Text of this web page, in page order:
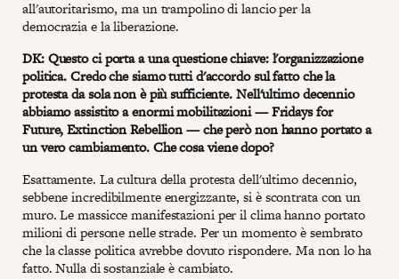
all'autoritarismo, ma un trampolino di lancio per la
democrazia e la liberazione.
DK: Questo ci porta a una questione chiave: l'organizzazione
politica. Credo che siamo tutti d'accordo sul fatto che la
protesta da sola non è più sufficiente. Nell'ultimo decennio
abbiamo assistito a enormi mobilitazioni — Fridays for
Future, Extinction Rebellion — che però non hanno portato a
un vero cambiamento. Che cosa viene dopo?
Esattamente. La cultura della protesta dell'ultimo decennio,
sebbene incredibilmente energizzante, si è scontrata con un
muro. Le massicce manifestazioni per il clima hanno portato
milioni di persone nelle strade. Per un momento è sembrato
che la classe politica avrebbe dovuto rispondere. Ma non lo ha
fatto. Nulla di sostanziale è cambiato.